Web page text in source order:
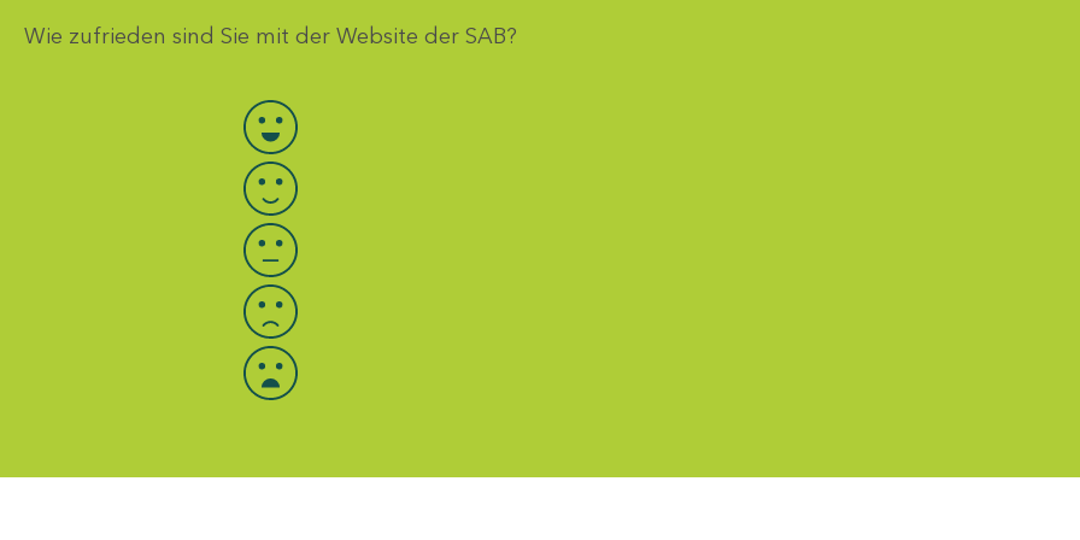
Wie zufrieden sind Sie mit der Website der SAB?
Bewertung auswählen